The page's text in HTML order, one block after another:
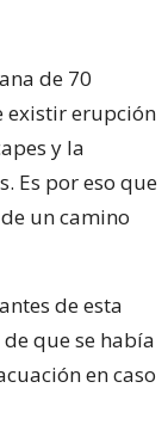
de 70
existir erupción
y la
Es por eso que
un camino
de esta
que se había
en caso